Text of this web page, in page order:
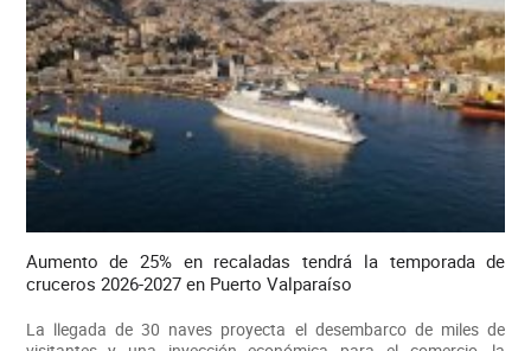
Aumento de 25% en recaladas tendrá la temporada de
cruceros 2026-2027 en Puerto Valparaíso
La llegada de 30 naves proyecta el desembarco de miles de